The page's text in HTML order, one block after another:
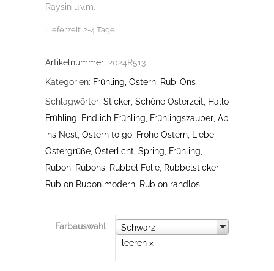
Raysin u.v.m.
Lieferzeit: 2-4 Tage
Artikelnummer: 2024R513
Kategorien: Frühling, Ostern Rub-Ons
Schlagwörter: Sticker Schöne Osterzeit
Hallo
Frühling
Endlich Frühling Frühlingszauber Ab
ins Nest Ostern to go Frohe Ostern
Liebe
Ostergrüße Osterlicht Spring Frühling
Rubon Rubons Rubbel Folie Rubbelsticker
Rub on Rubon modern Rub on randlos
Farbauswahl Schwarz
Farbauswahl
leeren